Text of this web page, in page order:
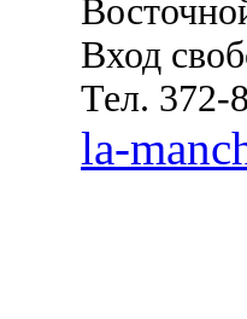
Вход
Тел. 372-
la-